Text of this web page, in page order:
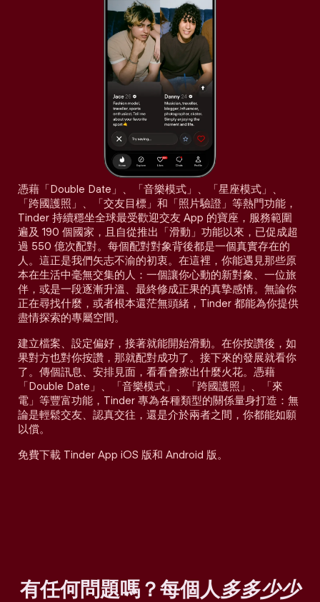
憑藉「Double Date」、「音樂模式」、「星座模式」、
「跨國護照」、「交友目標」和「照片驗證」等熱門功能，
Tinder 持續穩坐全球最受歡迎交友 App 的寶座，服務範圍
遍及 190 個國家，且自從推出「滑動」功能以來，已促成超
過 550 億次配對。每個配對對象背後都是一個真實存在的
人。這正是我們矢志不渝的初衷。在這裡，你能遇見那些原
本在生活中毫無交集的人：一個讓你心動的新對象、一位旅
伴，或是一段逐漸升溫、最終修成正果的真摯感情。無論你
正在尋找什麼，或者根本還茫無頭緒，Tinder 都能為你提供
盡情探索的專屬空間。
建立檔案、設定偏好，接著就能開始滑動。在你按讚後，如
果對方也對你按讚，那就配對成功了。接下來的發展就看你
了。傳個訊息、安排見面，看看會擦出什麼火花。憑藉
「Double Date」、「音樂模式」、「跨國護照」、「來
電」等豐富功能，Tinder 專為各種類型的關係量身打造：無
論是輕鬆交友、認真交往，還是介於兩者之間，你都能如願
以償。
免費下載 Tinder App iOS 版和 Android 版。
有任何問題嗎？每個人多多少少